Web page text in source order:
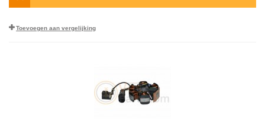
Toevoegen aan vergelijking